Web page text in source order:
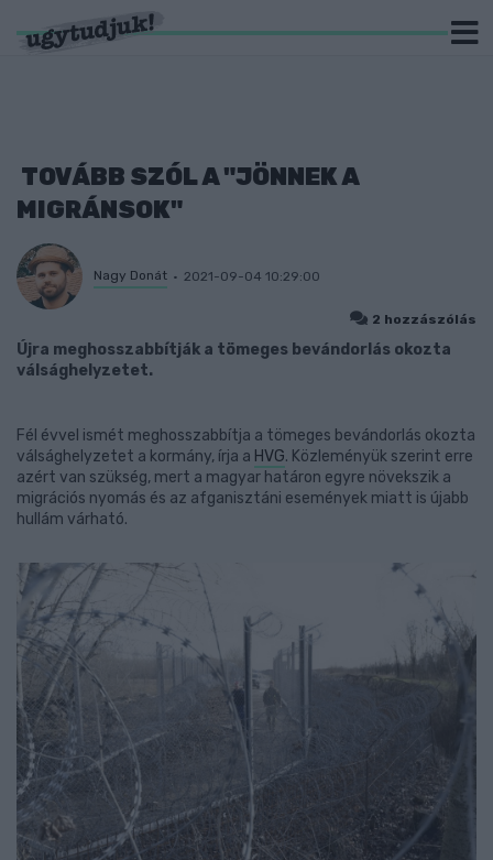
TOVÁBB SZÓL A "JÖNNEK A
MIGRÁNSOK"
Nagy Donát 2021-09-04 10:29:00
2 hozzászólás
Újra meghosszabbítják a tömeges bevándorlás okozta
válsághelyzetet.
Fél évvel ismét meghosszabbítja a tömeges bevándorlás okozta
válsághelyzetet a kormány, írja a HVG. Közleményük szerint erre
azért van szükség, mert a magyar határon egyre növekszik a
migrációs nyomás és az afganisztáni események miatt is újabb
hullám várható.